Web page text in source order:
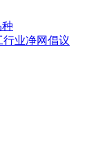
行业净网倡议